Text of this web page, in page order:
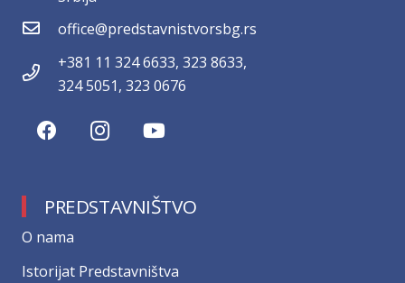
office@predstavnistvorsbg.rs
+381 11 324 6633, 323 8633,
324 5051, 323 0676
PREDSTAVNIŠTVO
О nama
Istorijat Predstavništva